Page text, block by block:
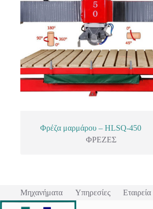
Φρέζα μαρμάρου – HLSQ-450
ΦΡΕΖΕΣ
Μηχανήματα Υπηρεσίες Εταιρεία